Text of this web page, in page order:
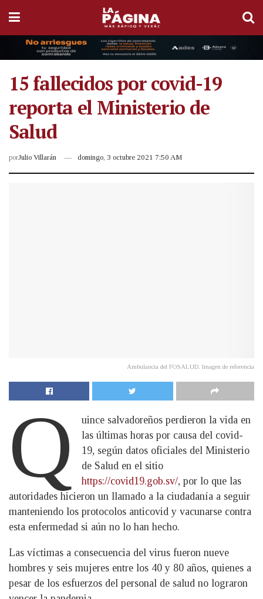
15 fallecidos por covid-19
reporta el Ministerio de
Salud
porJulio Villarán domingo, 3 octubre 2021 7:50 AM
Ambulancia del FOSALUD. Imagen de referencia
Q
uince salvadoreños perdieron la vida en
las últimas horas por causa del covid-
19, según datos oficiales del Ministerio
de Salud en el sitio
https://covid19.gob.sv/, por lo que las
autoridades hicieron un llamado a la ciudadanía a seguir
manteniendo los protocolos anticovid y vacunarse contra
esta enfermedad si aún no lo han hecho.
Las víctimas a consecuencia del virus fueron nueve
hombres y seis mujeres entre los 40 y 80 años, quienes a
pesar de los esfuerzos del personal de salud no lograron